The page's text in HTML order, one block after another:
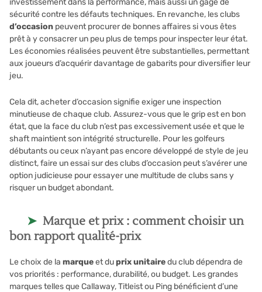
sécurité contre les défauts techniques. En revanche, les clubs
d’occasion peuvent procurer de bonnes affaires si vous êtes
prêt à y consacrer un peu plus de temps pour inspecter leur état.
Les économies réalisées peuvent être substantielles, permettant
aux joueurs d’acquérir davantage de gabarits pour diversifier leur
jeu.
Cela dit, acheter d’occasion signifie exiger une inspection
minutieuse de chaque club. Assurez-vous que le grip est en bon
état, que la face du club n’est pas excessivement usée et que le
shaft maintient son intégrité structurelle. Pour les golfeurs
débutants ou ceux n’ayant pas encore développé de style de jeu
distinct, faire un essai sur des clubs d’occasion peut s’avérer une
option judicieuse pour essayer une multitude de clubs sans y
risquer un budget abondant.
Marque et prix : comment choisir un
bon rapport qualité-prix
Le choix de la marqueet duprix unitairedu club dépendra de
vos priorités : performance, durabilité, ou budget. Les grandes
marques telles que Callaway, Titleist ou Ping bénéficient d’une